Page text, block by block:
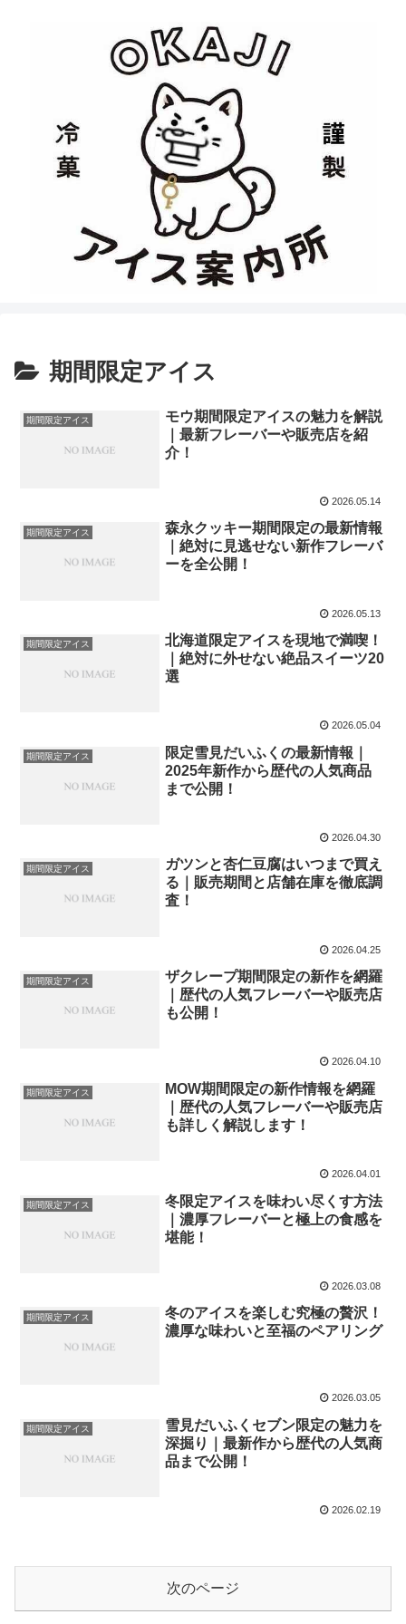
期間限定アイス
期間限定アイス
モウ期間限定アイスの魅力を解説
｜最新フレーバーや販売店を紹
介！
2026.05.14
期間限定アイス
森永クッキー期間限定の最新情報
｜絶対に見逃せない新作フレーバ
ーを全公開！
2026.05.13
期間限定アイス
北海道限定アイスを現地で満喫！
｜絶対に外せない絶品スイーツ20
選
2026.05.04
期間限定アイス
限定雪見だいふくの最新情報｜
2025年新作から歴代の人気商品
まで公開！
2026.04.30
期間限定アイス
ガツンと杏仁豆腐はいつまで買え
る｜販売期間と店舗在庫を徹底調
査！
2026.04.25
期間限定アイス
ザクレープ期間限定の新作を網羅
｜歴代の人気フレーバーや販売店
も公開！
2026.04.10
期間限定アイス
MOW期間限定の新作情報を網羅
｜歴代の人気フレーバーや販売店
も詳しく解説します！
2026.04.01
期間限定アイス
冬限定アイスを味わい尽くす方法
｜濃厚フレーバーと極上の食感を
堪能！
2026.03.08
期間限定アイス
冬のアイスを楽しむ究極の贅沢！
濃厚な味わいと至福のペアリング
2026.03.05
期間限定アイス
雪見だいふくセブン限定の魅力を
深掘り｜最新作から歴代の人気商
品まで公開！
2026.02.19
次のページ